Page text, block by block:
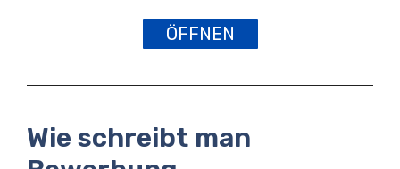
ÖFFNEN
Wie schreibt man